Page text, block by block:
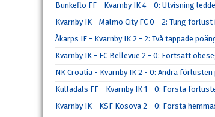
Bunkeflo FF - Kvarnby IK 4 - 0: Utvisning
Kvarnby IK - Malmö City FC 0 - 2: Tung förlust
Åkarps IF - Kvarnby IK 2 - 2: Två tappade
Kvarnby IK - FC Bellevue 2 - 0: Fortsatt
NK Croatia - Kvarnby IK 2 - 0: Andra
Kulladals FF - Kvarnby IK 1 - 0: Första
Kvarnby IK - KSF Kosova 2 - 0: Första